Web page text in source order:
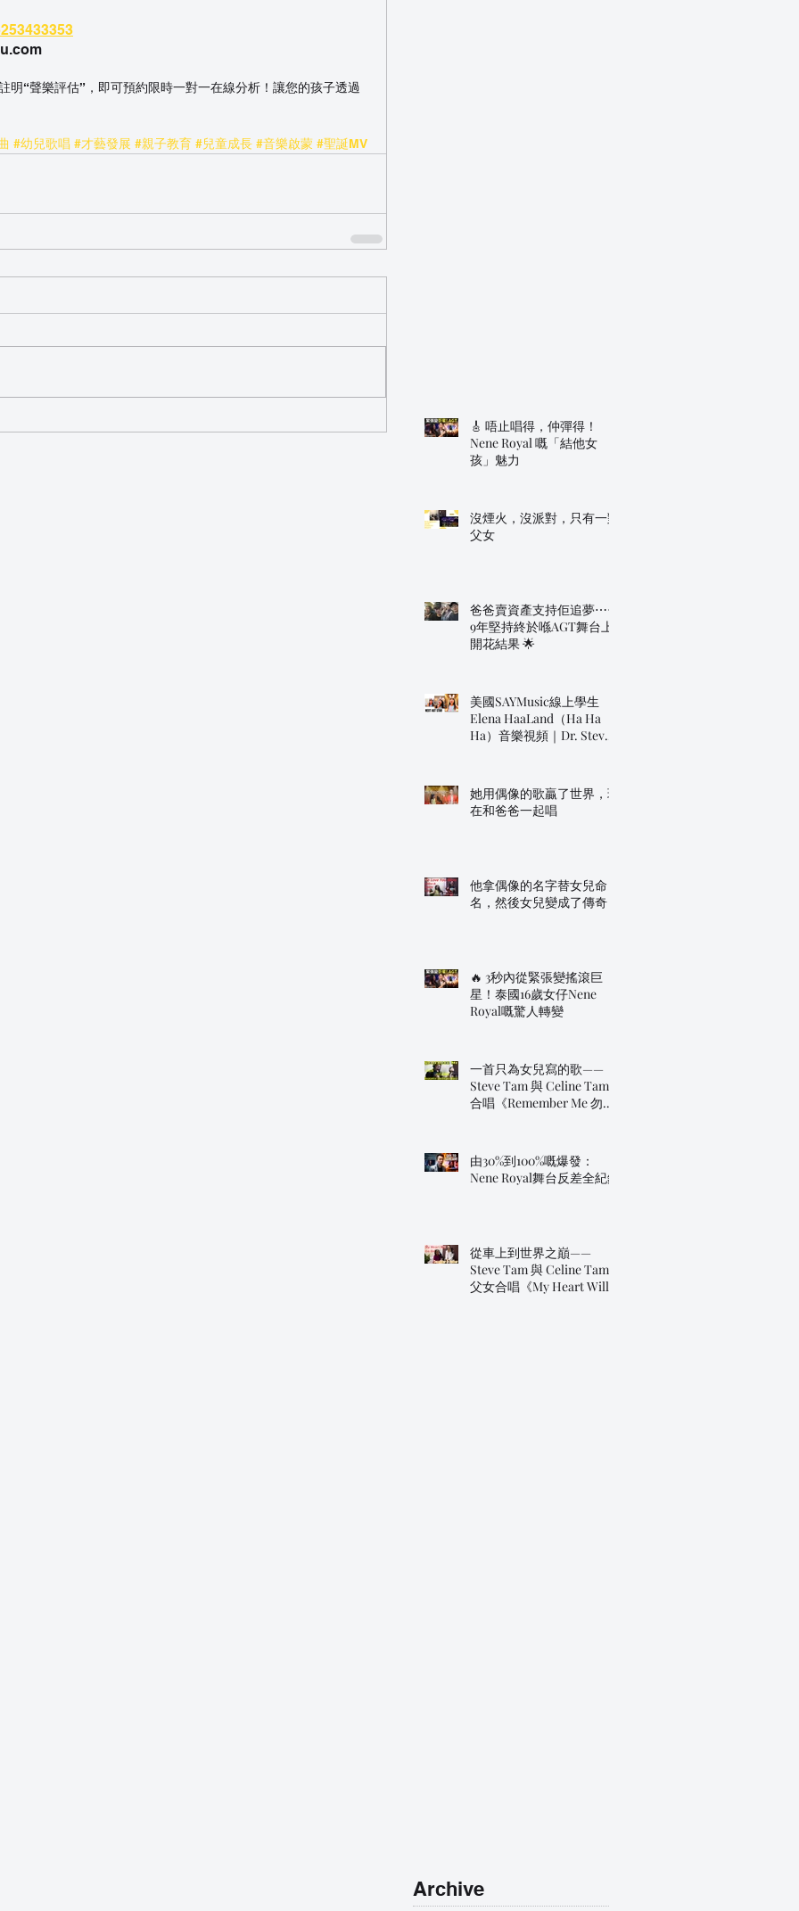
明“聲樂評估”，即可預約限時一對一在線分析！讓您的孩子透過
#幼兒歌唱 #才藝發展 #親子教育 #兒童成長 #音樂啟蒙 #聖誕MV
🎸 唔止唱得，仲彈得！
Nene Royal 嘅「結他女
孩」魅力
沒煙火，沒派對，只有一對
父女
爸爸賣資產支持佢追夢⋯⋯
9年堅持終於喺AGT舞台上
開花結果 🌟
美國SAYMusic線上學生
Elena HaaLand（Ha Ha
Ha）音樂視頻｜Dr. Steve
她用偶像的歌贏了世界，現
在和爸爸一起唱
他拿偶像的名字替女兒命
名，然後女兒變成了傳奇
🔥 3秒內從緊張變搖滾巨
星！泰國16歲女仔Nene
Royal嘅驚人轉變
一首只為女兒寫的歌——
Steve Tam 與 Celine Tam
合唱《Remember Me 勿忘
由30%到100%嘅爆發：
Nene Royal舞台反差全紀錄
從車上到世界之巔——
Steve Tam 與 Celine Tam
父女合唱《My Heart Will
Archive